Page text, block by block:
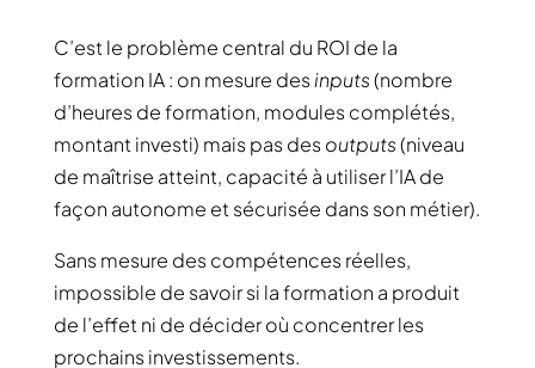
C’est le problème central du ROI de la
formation IA : on mesure desinputs(nombre
d’heures de formation, modules complétés,
montant investi) mais pas desoutputs(niveau
de maîtrise atteint, capacité à utiliser l’IA de
façon autonome et sécurisée dans son métier).
Sans mesure des compétences réelles,
impossible de savoir si la formation a produit
de l’effet ni de décider où concentrer les
prochains investissements.